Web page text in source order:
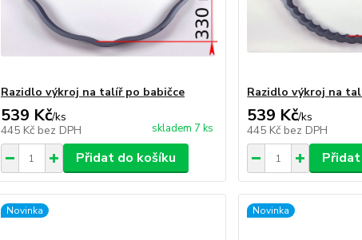
Razidlo výkroj na talíř po babičce
539 Kč/ks
445 Kč bez DPH skladem 7 ks
Přidat do košíku
Razidlo výkroj na
539 Kč/ks
445 Kč bez DPH
Novinka Novinka